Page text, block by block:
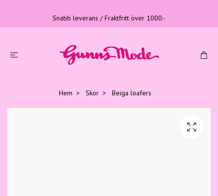
Snabb leverans / Fraktfritt över 1000:-
Hem Skor Beiga loafers